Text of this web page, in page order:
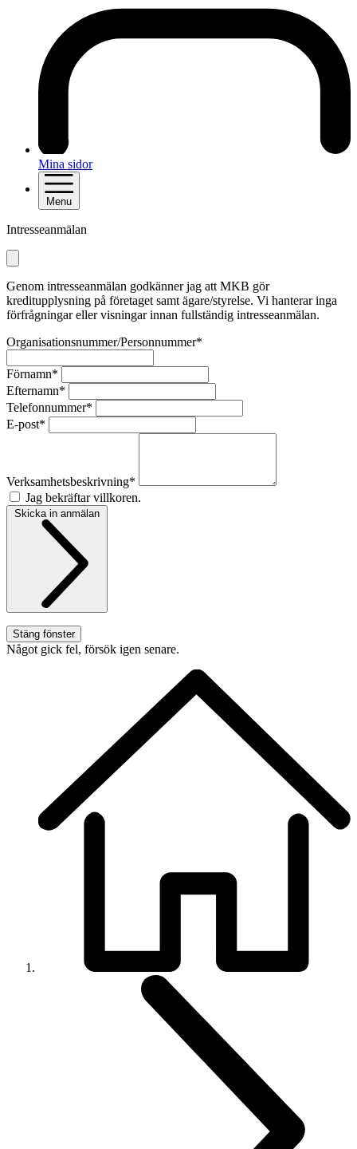
Mina sidor
Menu
Intresseanmälan
Genom intresseanmälan godkänner jag att MKB gör
kreditupplysning på företaget samt ägare/styrelse. Vi hanterar inga
förfrågningar eller visningar innan fullständig intresseanmälan.
Organisationsnummer/Personnummer*
Förnamn*
Efternamn*
Telefonnummer*
E-post*
Verksamhetsbeskrivning*
Jag bekräftar villkoren.
Skicka in anmälan
Stäng fönster
Något gick fel, försök igen senare.